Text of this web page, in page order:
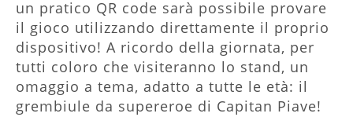
un pratico QR code sarà possibile provare
il gioco utilizzando direttamente il proprio
dispositivo! A ricordo della giornata, per
tutti coloro che visiteranno lo stand, un
omaggio a tema, adatto a tutte le età: il
grembiule da supereroe di Capitan Piave!